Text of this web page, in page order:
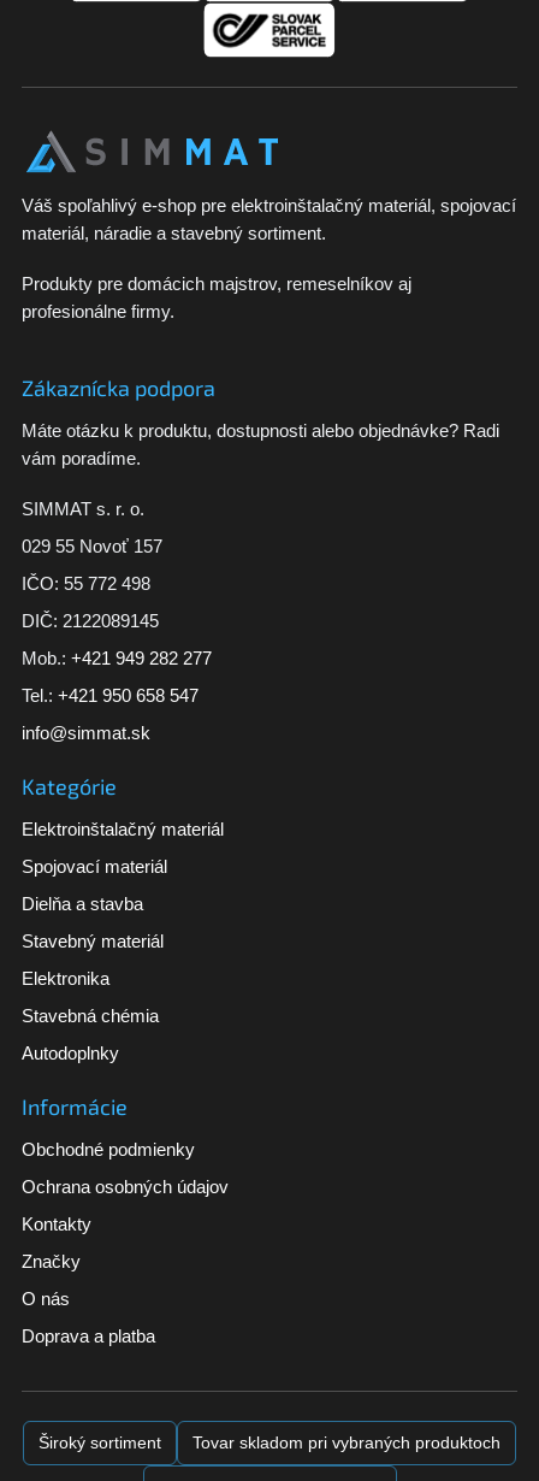
Váš spoľahlivý e-shop pre elektroinštalačný materiál, spojovací
materiál, náradie a stavebný sortiment.
Produkty pre domácich majstrov, remeselníkov aj
profesionálne firmy.
Zákaznícka podpora
Máte otázku k produktu, dostupnosti alebo objednávke? Radi
vám poradíme.
SIMMAT s. r. o.
029 55 Novoť 157
IČO: 55 772 498
DIČ: 2122089145
Mob.: +421 949 282 277
Tel.: +421 950 658 547
info@simmat.sk
Kategórie
Elektroinštalačný materiál
Spojovací materiál
Dielňa a stavba
Stavebný materiál
Elektronika
Stavebná chémia
Autodoplnky
Informácie
Obchodné podmienky
Ochrana osobných údajov
Kontakty
Značky
O nás
Doprava a platba
Široký sortiment Tovar skladom pri vybraných produktoch